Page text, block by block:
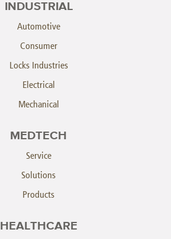
INDUSTRIAL
Automotive
Consumer
Locks Industries
Electrical
Mechanical
MEDTECH
Service
Solutions
Products
HEALTHCARE